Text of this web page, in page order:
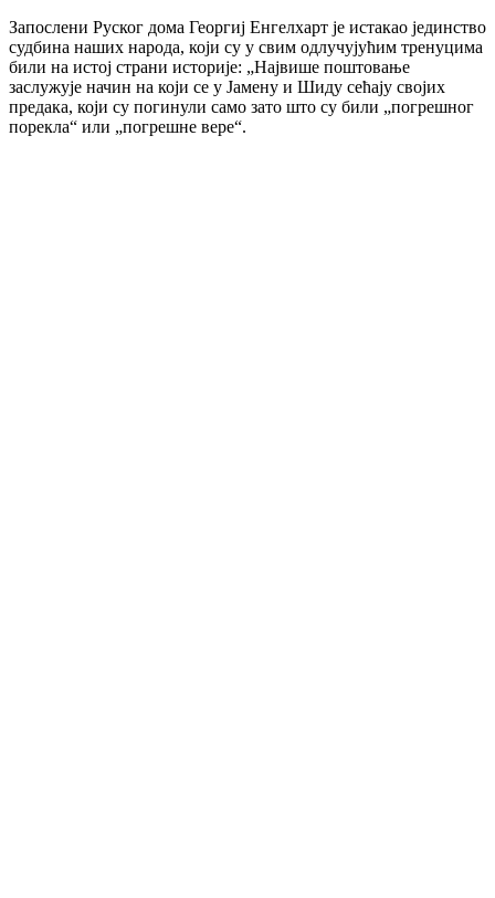
Запослени Руског дома Георгиј Енгелхарт је истакао јединство
судбина наших народа, који су у свим одлучујућим тренуцима
били на истој страни историје: „Највише поштовање
заслужује начин на који се у Јамену и Шиду сећају својих
предака, који су погинули само зато што су били „погрешног
порекла“ или „погрешне вере“.